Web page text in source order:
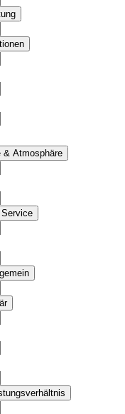
& Atmosphäre